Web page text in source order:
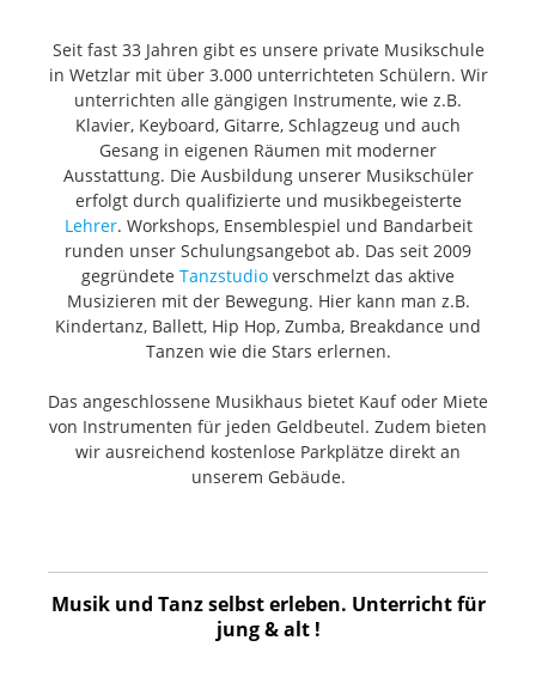
Seit fast 33 Jahren gibt es unsere private Musikschule
in Wetzlar mit über 3.000 unterrichteten Schülern. Wir
unterrichten alle gängigen Instrumente, wie z.B.
Klavier, Keyboard, Gitarre, Schlagzeug und auch
Gesang in eigenen Räumen mit moderner
Ausstattung. Die Ausbildung unserer Musikschüler
erfolgt durch qualifizierte und musikbegeisterte
Lehrer. Workshops, Ensemblespiel und Bandarbeit
runden unser Schulungsangebot ab. Das seit 2009
gegründete Tanzstudio verschmelzt das aktive
Musizieren mit der Bewegung. Hier kann man z.B.
Kindertanz, Ballett, Hip Hop, Zumba, Breakdance und
Tanzen wie die Stars erlernen.
Das angeschlossene Musikhaus bietet Kauf oder Miete
von Instrumenten für jeden Geldbeutel. Zudem bieten
wir ausreichend kostenlose Parkplätze direkt an
unserem Gebäude.
Musik und Tanz selbst erleben. Unterricht für
jung & alt !